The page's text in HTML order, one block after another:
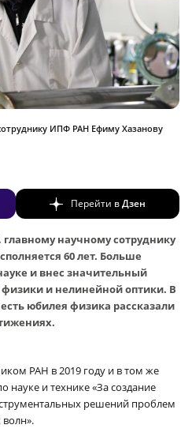
ИПФ РАН Ефиму Хазанову
Перейти вДзен
научному сотруднику
60 лет. Больше
и внес значительный
физики и нелинейной оптики. В
юбилея физика рассказали
РАН в 2019 году и в том же
и технике «За создание
решений проблем